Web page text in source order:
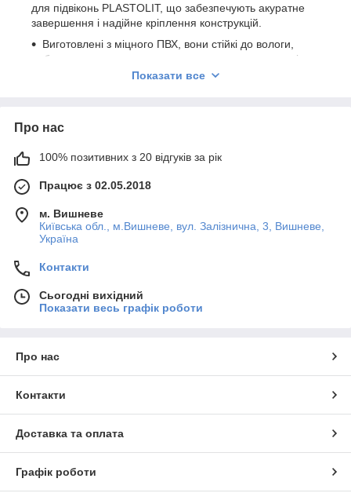
для підвіконь PLASTOLIT, що забезпечують акуратне
завершення і надійне кріплення конструкцій.
Виготовлені з міцного ПВХ, вони стійкі до вологи,
побутових навантажень та температурних перепадів.
Доступні різні кольори та розміри, що дозволяє
Простий монтаж і довговічність роблять ці аксесуари
PLASTOLIT.
Показати все
Про нас
100% позитивних з 20 відгуків за рік
Працює з 02.05.2018
м. Вишневе
Київська обл., м.Вишневе, вул. Залізнична, 3, Вишневе,
Україна
Контакти
Сьогодні вихідний
Показати весь графік роботи
Про нас
Контакти
Доставка та оплата
Графік роботи